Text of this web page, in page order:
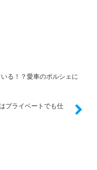
る！？愛車のポルシェに
プライベートでも仕